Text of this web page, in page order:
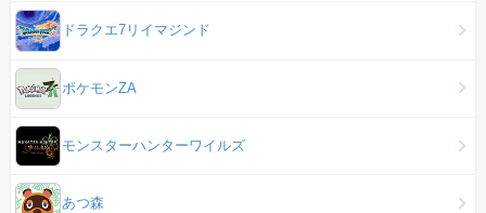
ドラクエ7リイマジンド
ポケモンZA
モンスターハンターワイルズ
あつ森